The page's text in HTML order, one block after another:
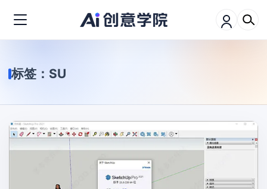
标签： SU